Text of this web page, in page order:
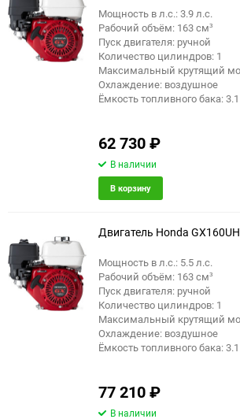
Мощность в л.с.: 3.9 л.с.
Рабочий объём: 163 см³
Пуск двигателя: ручной
Количество цилиндров: 1
Максимальный крутящий
Охлаждение: воздушное
Ёмкость топливного бака:
62 730₽
В наличии
В корзину
Двигатель Honda
Мощность в л.с.: 5.5 л.с.
Рабочий объём: 163 см³
Пуск двигателя: ручной
Количество цилиндров: 1
Максимальный крутящий
Охлаждение: воздушное
Ёмкость топливного бака:
77 210₽
В наличии